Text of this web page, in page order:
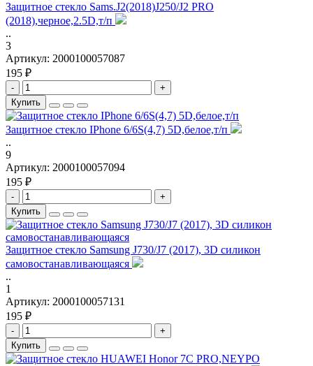
Защитное стекло Sams.J2(2018)J250/J2 PRO
(2018),черное,2.5D,т/п
..
3
Артикул: 2000100057087
195 ₽
-
+
Купить
Защитное стекло IPhone 6/6S(4,7) 5D,белое,т/п
..
9
Артикул: 2000100057094
195 ₽
-
+
Купить
Защитное стекло Samsung J730/J7 (2017), 3D силикон
самовостанавливающаяся
..
1
Артикул: 2000100057131
195 ₽
-
+
Купить